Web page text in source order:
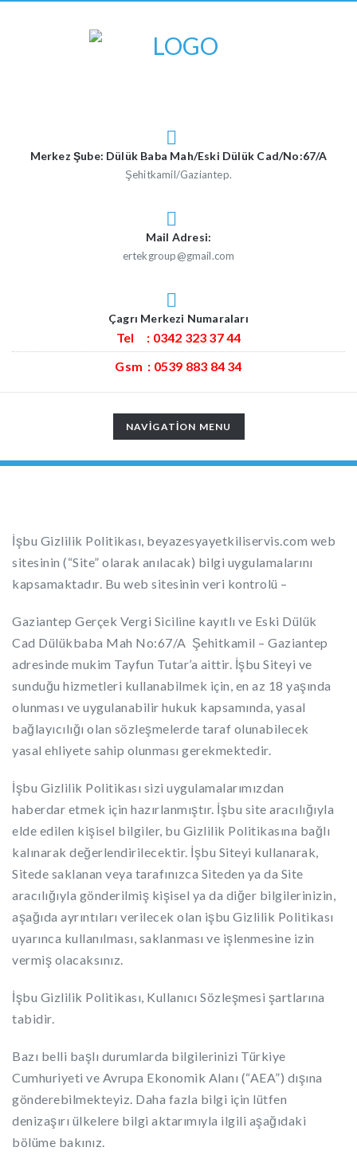
Merkez Şube: Dülük Baba Mah/Eski Dülük Cad/No:67/A
Şehitkamil/Gaziantep.
Mail Adresi:
ertekgroup@gmail.com
Çagrı Merkezi Numaraları
Tel : 0342 323 37 44
Gsm : 0539 883 84 34
TOGGLE
NAVIGATION
NAVIGATION MENU
İşbu Gizlilik Politikası, beyazesyayetkiliservis.com web
sitesinin (“Site” olarak anılacak) bilgi uygulamalarını
kapsamaktadır. Bu web sitesinin veri kontrolü –
Gaziantep Gerçek Vergi Siciline kayıtlı ve Eski Dülük
Cad Dülükbaba Mah No:67/A Şehitkamil – Gaziantep
adresinde mukim Tayfun Tutar’a aittir. İşbu Siteyi ve
sunduğu hizmetleri kullanabilmek için, en az 18 yaşında
olunması ve uygulanabilir hukuk kapsamında, yasal
bağlayıcılığı olan sözleşmelerde taraf olunabilecek
yasal ehliyete sahip olunması gerekmektedir.
İşbu Gizlilik Politikası sizi uygulamalarımızdan
haberdar etmek için hazırlanmıştır. İşbu site aracılığıyla
elde edilen kişisel bilgiler, bu Gizlilik Politikasına bağlı
kalınarak değerlendirilecektir. İşbu Siteyi kullanarak,
Sitede saklanan veya tarafınızca Siteden ya da Site
aracılığıyla gönderilmiş kişisel ya da diğer bilgilerinizin,
aşağıda ayrıntıları verilecek olan işbu Gizlilik Politikası
uyarınca kullanılması, saklanması ve işlenmesine izin
vermiş olacaksınız.
İşbu Gizlilik Politikası, Kullanıcı Sözleşmesi şartlarına
tabidir.
Bazı belli başlı durumlarda bilgilerinizi Türkiye
Cumhuriyeti ve Avrupa Ekonomik Alanı (“AEA”) dışına
gönderebilmekteyiz. Daha fazla bilgi için lütfen
denizaşırı ülkelere bilgi aktarımıyla ilgili aşağıdaki
bölüme bakınız.